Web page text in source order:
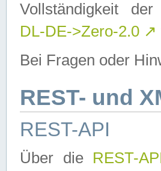
Vollständigkeit
DL-DE->Zero-2.0 ↗
Bei Fragen oder
REST- und
REST-API
Über die REST-